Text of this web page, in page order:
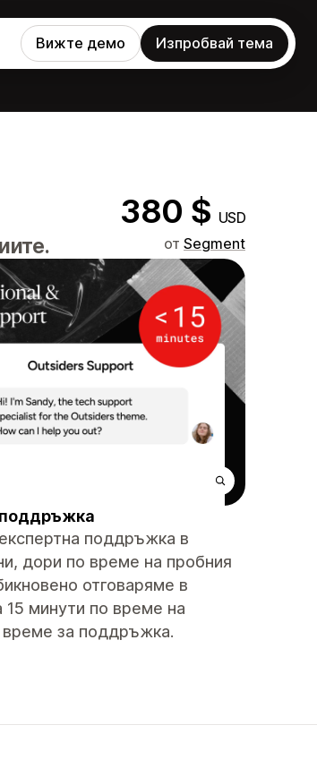
Вижте демо Изпробвай тема
380 $ USD
от Segment
поддръжка в
дори по време на пробния
отговаряме в
15 минути по време на
време за поддръжка.